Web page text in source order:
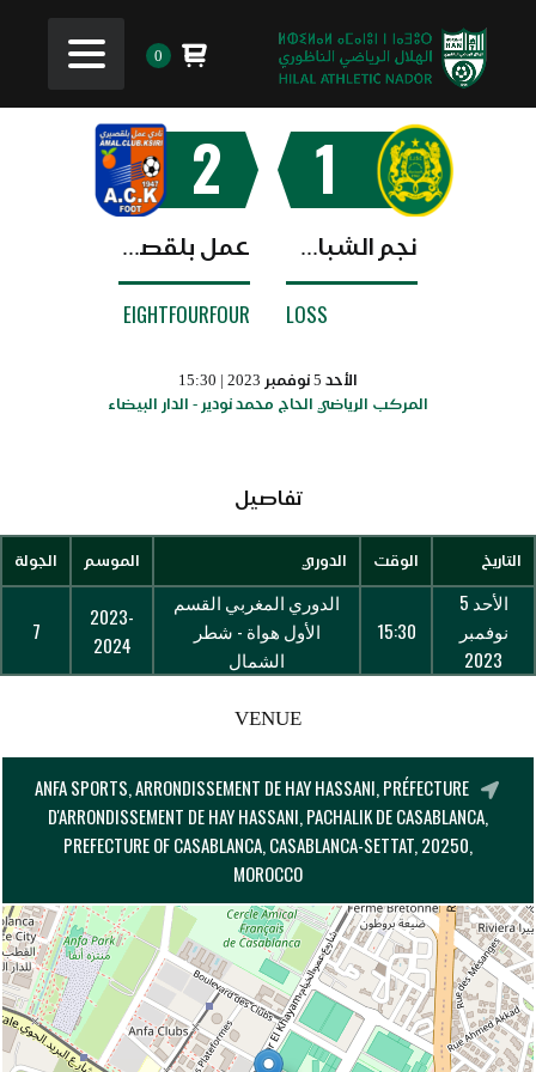
0
1
نجم الشباب البيضاوي
LOSS
2
عمل بلقصيري
EIGHTFOURFOUR
الأحد 5 نوفمبر 2023 | 15:30
المركب الرياضي الحاج محمد نودير - الدار البيضاء
تفاصيل
التاريخ الوقت الدوري الموسم الجولة
الأحد 5
نوفمبر
2023
15:30
الدوري المغربي القسم
الأول هواة - شطر
الشمال
2023-
2024
7
VENUE
ANFA SPORTS, ARRONDISSEMENT DE HAY HASSANI, PRÉFECTURE
D'ARRONDISSEMENT DE HAY HASSANI, PACHALIK DE CASABLANCA,
PREFECTURE OF CASABLANCA, CASABLANCA-SETTAT, 20250,
MOROCCO